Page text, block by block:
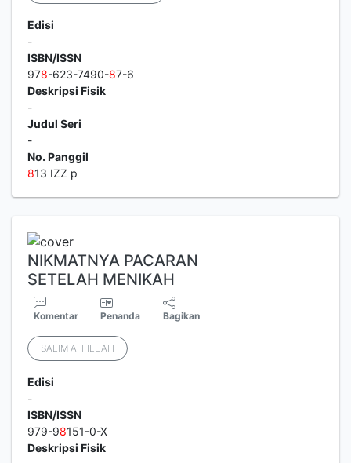
Edisi
-
ISBN/ISSN
978-623-7490-87-6
Deskripsi Fisik
-
Judul Seri
-
No. Panggil
813 IZZ p
NIKMATNYA PACARAN
SETELAH MENIKAH
Komentar Penanda Bagikan
SALIM A. FILLAH
Edisi
-
ISBN/ISSN
979-98151-0-X
Deskripsi Fisik